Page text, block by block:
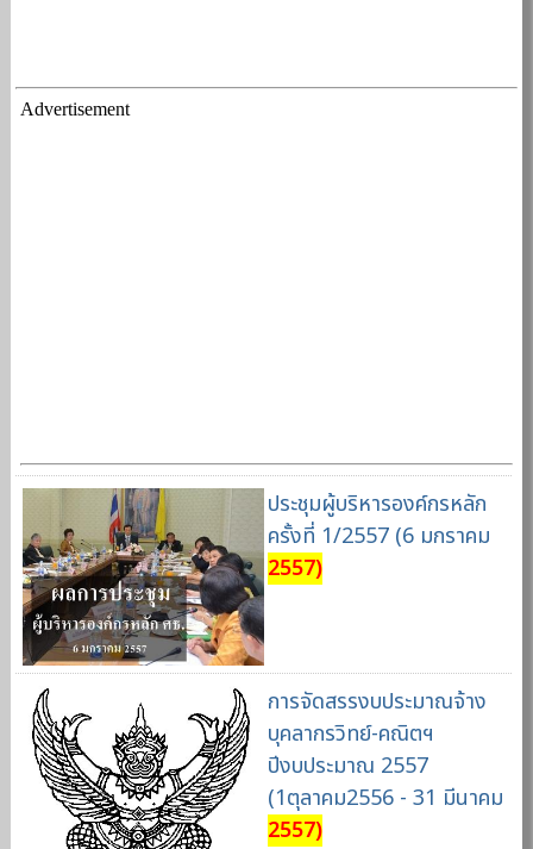
Advertisement
ประชุมผู้บริหารองค์กรหลัก
ครั้งที่ 1/2557 (6 มกราคม
2557)
การจัดสรรงบประมาณจ้าง
บุคลากรวิทย์-คณิตฯ
ปีงบประมาณ 2557
(1ตุลาคม2556 - 31 มีนาคม
2557)